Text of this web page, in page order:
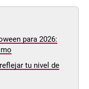
para 2026:
tu nivel de